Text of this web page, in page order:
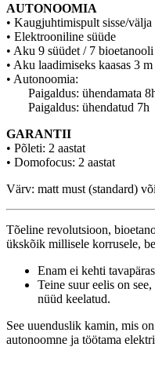
AUTONOOMIA
• Kaugjuhtimispult sisse/
• Elektrooniline süüde
• Aku 9 süüdet / 7
• Aku laadimiseks kaasas 3
• Autonoomia:
Paigaldus: ühendamata
Paigaldus: ühendatud 7h
GARANTII
• Põleti: 2 aastat
• Domofocus: 2 aastat
Värv: matt must (standard)
Tõeline revolutsioon,
ükskõik millisele korrusele,
Enam ei kehti
Teine suur eelis on
nüüd keelatud.
See uuenduslik kamin, mis
autonoomne ja töötama